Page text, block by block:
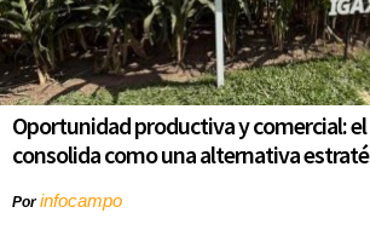
Oportunidad productiva y comercial:
consolida como una alternativa
Porinfocampo